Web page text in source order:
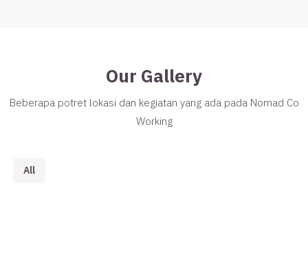
Our Gallery
Beberapa potret lokasi dan kegiatan yang ada pada Nomad Co
Working
All